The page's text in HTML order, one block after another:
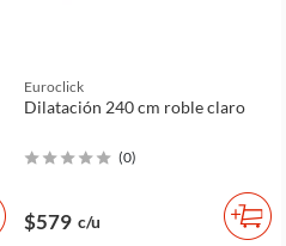
Euroclick
Dilatación 240 cm roble claro
(0)
$579 c/u